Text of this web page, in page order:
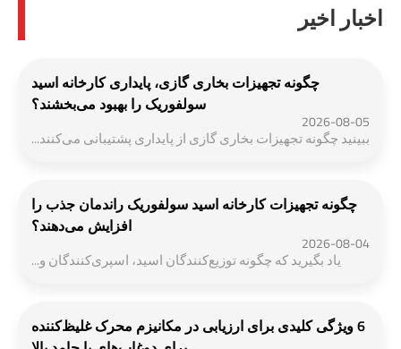
اخبار اخیر
چگونه تجهیزات بخاری گازی، پایداری کارخانه اسید
سولفوریک را بهبود می‌بخشند؟
2026-08-05
ببینید چگونه تجهیزات بخاری گازی از پایداری پشتیبانی می‌کنند...
چگونه تجهیزات کارخانه اسید سولفوریک راندمان جذب را
افزایش می‌دهند؟
2026-08-04
یاد بگیرید که چگونه توزیع‌کنندگان اسید، اسپری‌کنندگان و...
6 ویژگی کلیدی برای ارزیابی در مکانیزم محرک غلیظ‌کننده